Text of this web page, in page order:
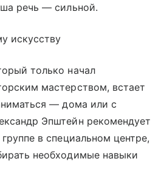
речь — сильной.
искусству
только начал
мастерством, встает
— дома или с
Эпштейн рекомендует
в специальном центре,
необходимые навыки